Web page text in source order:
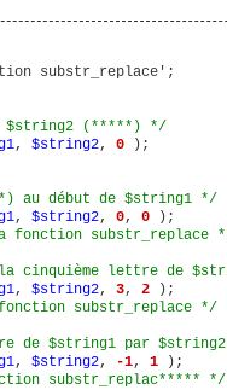
substr_replace';
$string2 (*****) */
, $string2, 0 );
au début de $string1 */
, $string2, 0, 0 );
substr_replace
cinquième lettre de
, $string2, 3, 2 );
substr_replace */
de $string1 par
, $string2, -1, 1 );
substr_replac***** */